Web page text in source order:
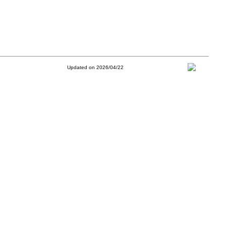
Updated on 2026/04/22